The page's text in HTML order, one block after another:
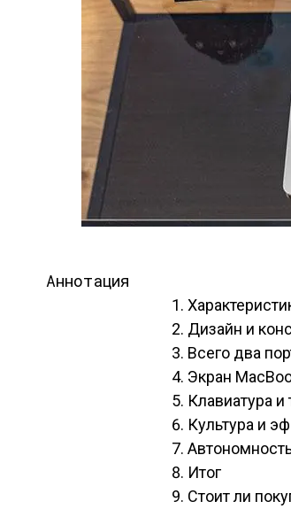
Аннотация
Дизайн и
Всего два
Экран
Клавиатура и
Культура и
Итог
Стоит ли